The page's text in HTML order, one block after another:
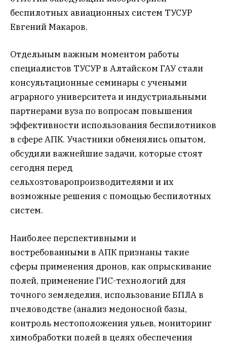
беспилотных авиационных систем ТУСУР
Евгений Макаров.
Отдельным важным моментом работы
специалистов ТУСУР в Алтайском ГАУ стали
консультационные семинары с учеными
аграрного университета и индустриальными
партнерами вуза по вопросам повышения
эффективности использования беспилотников
в сфере АПК. Участники обменялись опытом,
обсудили важнейшие задачи, которые стоят
сегодня перед
сельхозтоваропроизводителями и их
возможные решения с помощью беспилотных
систем.
Наиболее перспективными и
востребованными в АПК признаны такие
сферы применения дронов, как опрыскивание
полей, применение ГИС-технологий для
точного земледелия, использование БПЛА в
пчеловодстве (анализ медоносной базы,
контроль местоположения ульев, мониторинг
химобработки полей в целях обеспечения